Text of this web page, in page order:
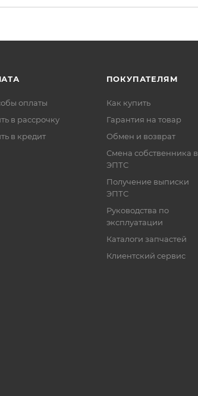
оплаты
в рассрочку
в кредит
ПОКУПАТЕЛЯМ
Как купить
Гарантия на товар
Обмен и возврат
Смена собственника в
ЭПТС
Получение выписки
ЭПТС
Руководства по
эксплуатации
Каталоги запчастей
Клиентский сервис